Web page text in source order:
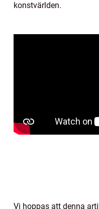
konstvärlden.
Vi hoppas att denna